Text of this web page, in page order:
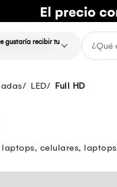
gustaría recibir tu
LED Full HD
laptops, celulares,